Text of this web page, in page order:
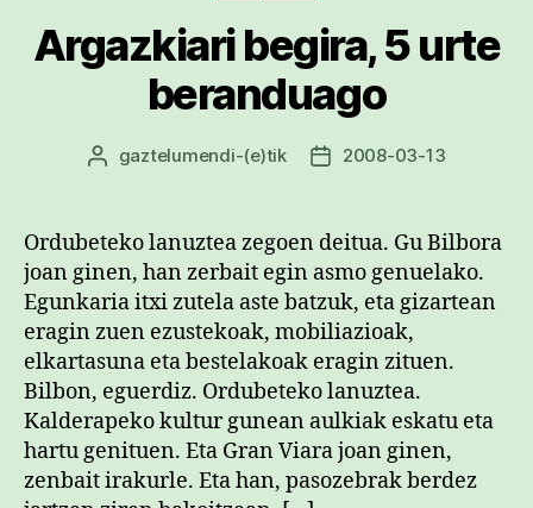
Argazkiari begira, 5 urte
beranduago
Argitalpenaren
gaztelumendi-(e)tik
Argitalpenaren
2008-03-13
Ordubeteko lanuztea zegoen deitua. Gu Bilbora
joan ginen, han zerbait egin asmo genuelako.
Egunkaria itxi zutela aste batzuk, eta gizartean
eragin zuen ezustekoak, mobiliazioak,
elkartasuna eta bestelakoak eragin zituen.
Bilbon, eguerdiz. Ordubeteko lanuztea.
Kalderapeko kultur gunean aulkiak eskatu eta
hartu genituen. Eta Gran Viara joan ginen,
zenbait irakurle. Eta han, pasozebrak berdez